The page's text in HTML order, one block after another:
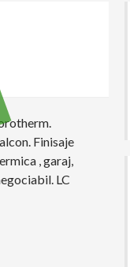
Finisaje
, garaj,
LC